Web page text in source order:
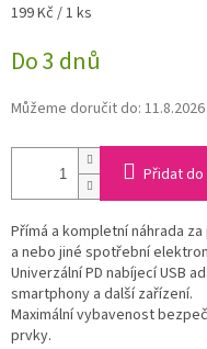
Měrná
199 Kč / 1 ks
Do 3 dnů
Můžeme doručit do: 11.8.2026
Přidat
Přímá a kompletní náhrada
a nebo jiné spotřební el
Univerzální PD nabíjecí USB
smartphony a další zařízení.
Maximální vybavenost
prvky.